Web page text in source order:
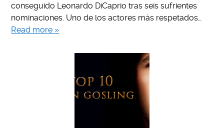
conseguido Leonardo DiCaprio tras seis sufrientes
nominaciones. Uno de los actores más respetados…
Read more »